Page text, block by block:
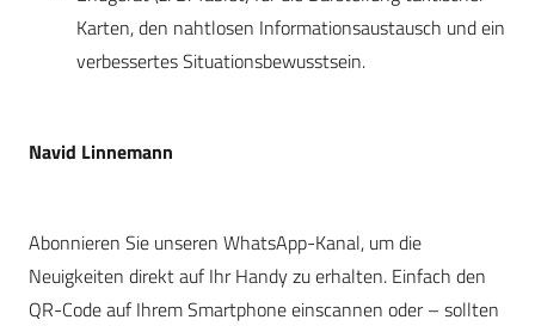
Karten, den nahtlosen Informationsaustausch und ein
verbessertes Situationsbewusstsein.
Navid Linnemann
Abonnieren Sie unseren WhatsApp-Kanal, um die
Neuigkeiten direkt auf Ihr Handy zu erhalten. Einfach den
QR-Code auf Ihrem Smartphone einscannen oder – sollten